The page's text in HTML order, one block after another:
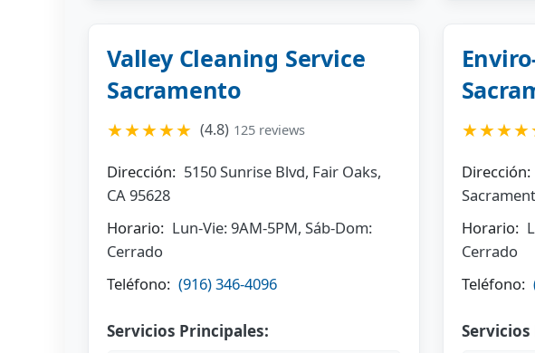
Valley Cleaning Service
Sacramento
★★★★★ (4.8) 125 reviews
Dirección: 5150 Sunrise Blvd, Fair Oaks,
CA 95628
Horario: Lun-Vie: 9AM-5PM, Sáb-Dom:
Cerrado
Teléfono: (916) 346-4096
Servicios Principales:
Dirección:
Horario:
Cerrado
Teléfono: